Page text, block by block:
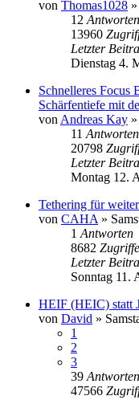
von Thomas1028
12 Antworten
13960
Letzter
Dienstag 4.
Schnelleres Focus
Schärfentiefe mit
von Andreas Kay
11 Antworten
20798
Letzter
Montag 12.
Tethering für
von CAHA »
1 Antworten
8682 Zugriffe
Letzter
Sonntag 11.
HEIF (HEIC) statt
von David »
1
2
3
39 Antworten
47566